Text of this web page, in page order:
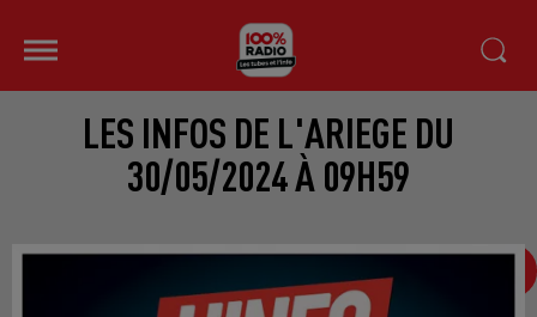
LES INFOS DE L'ARIEGE DU
30/05/2024 À 09H59